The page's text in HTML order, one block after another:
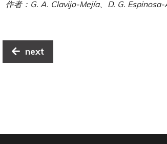
作者：G. A. Clavijo-Mejía、D. G.
next